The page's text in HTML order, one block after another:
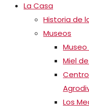
La Casa
Historia de
Museos
Museo
Miel
Los